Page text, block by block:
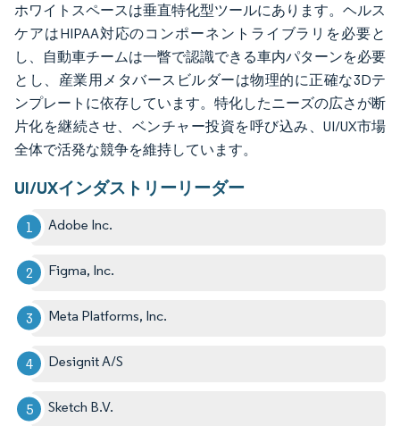
ホワイトスペースは垂直特化型ツールにあります。ヘルス
ケアはHIPAA対応のコンポーネントライブラリを必要と
し、自動車チームは一瞥で認識できる車内パターンを必要
とし、産業用メタバースビルダーは物理的に正確な3Dテ
ンプレートに依存しています。特化したニーズの広さが断
片化を継続させ、ベンチャー投資を呼び込み、UI/UX市場
全体で活発な競争を維持しています。
UI/UXインダストリーリーダー
Adobe Inc.
Figma, Inc.
Meta Platforms, Inc.
Designit A/S
Sketch B.V.